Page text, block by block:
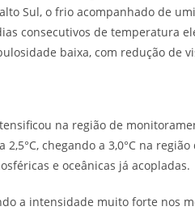
Sul, o frio acompanhado de
consecutivos de temperatura
baixa, com redução de
na região de
chegando a 3,0°C na
e oceânicas já acopladas.
a intensidade muito forte nos